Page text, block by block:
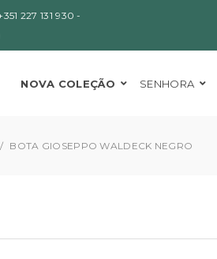
227 131 930 -
NOVA COLEÇÃO SENHORA
/ BOTA GIOSEPPO WALDECK NEGRO